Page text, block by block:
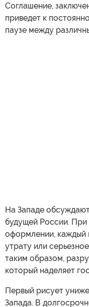
Соглашение,
приведет к
паузе между
На Западе
будущей России. При
оформлении, каждый
утрату или
таким образом,
который наделяет
Первый рисует
Запада. В